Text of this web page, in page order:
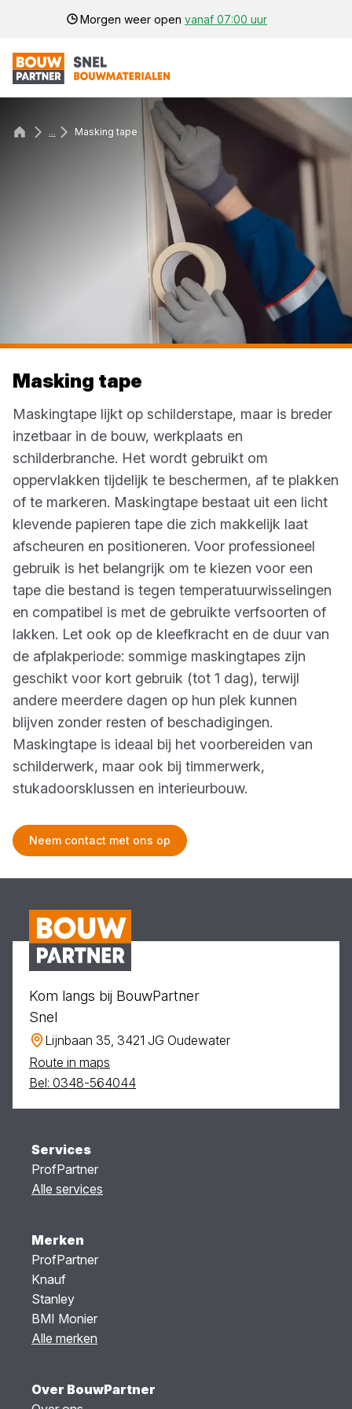
Morgen weer open vanaf 07:00 uur
... Masking tape
Masking tape
Maskingtape lijkt op schilderstape, maar is breder
inzetbaar in de bouw, werkplaats en
schilderbranche. Het wordt gebruikt om
oppervlakken tijdelijk te beschermen, af te plakken
of te markeren. Maskingtape bestaat uit een licht
klevende papieren tape die zich makkelijk laat
afscheuren en positioneren. Voor professioneel
gebruik is het belangrijk om te kiezen voor een
tape die bestand is tegen temperatuurwisselingen
en compatibel is met de gebruikte verfsoorten of
lakken. Let ook op de kleefkracht en de duur van
de afplakperiode: sommige maskingtapes zijn
geschikt voor kort gebruik (tot 1 dag), terwijl
andere meerdere dagen op hun plek kunnen
blijven zonder resten of beschadigingen.
Maskingtape is ideaal bij het voorbereiden van
schilderwerk, maar ook bij timmerwerk,
stukadoorsklussen en interieurbouw.
Neem contact met ons op
Kom langs bij BouwPartner
Snel
Lijnbaan 35, 3421 JG Oudewater
Route in maps
Bel: 0348-564044
Services
ProfPartner
Alle services
Merken
ProfPartner
Knauf
Stanley
BMI Monier
Alle merken
Over BouwPartner